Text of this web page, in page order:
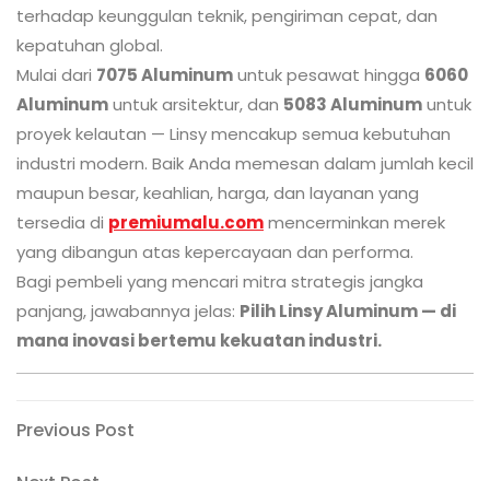
terhadap keunggulan teknik, pengiriman cepat, dan
kepatuhan global.
Mulai dari 7075 Aluminumuntuk pesawat hingga 6060
Aluminumuntuk arsitektur, dan 5083 Aluminumuntuk
proyek kelautan — Linsy mencakup semua kebutuhan
industri modern. Baik Anda memesan dalam jumlah kecil
maupun besar, keahlian, harga, dan layanan yang
tersedia di premiumalu.commencerminkan merek
yang dibangun atas kepercayaan dan performa.
Bagi pembeli yang mencari mitra strategis jangka
panjang, jawabannya jelas: Pilih Linsy Aluminum — di
mana inovasi bertemu kekuatan industri.
Post
Previous
Previous Post